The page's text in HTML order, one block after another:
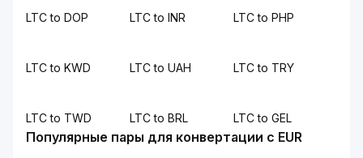
LTC to DOP LTC to INR LTC to PHP
LTC to KWD LTC to UAH LTC to TRY
LTC to TWD LTC to BRL LTC to GEL
Популярные пары для конвертации с EUR